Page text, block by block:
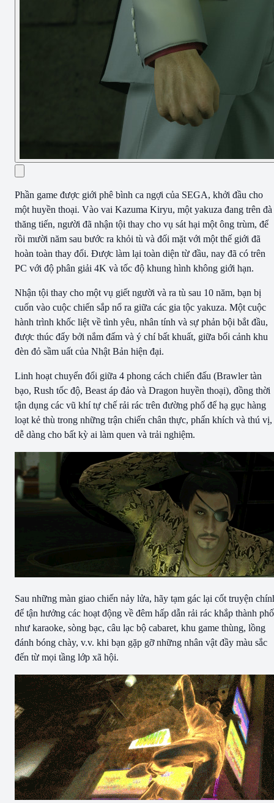
Phần game được giới phê bình ca ngợi của SEGA, khởi đầu cho
một huyền thoại. Vào vai Kazuma Kiryu, một yakuza đang trên đà
thăng tiến, người đã nhận tội thay cho vụ sát hại một ông trùm, để
rồi mười năm sau bước ra khỏi tù và đối mặt với một thế giới đã
hoàn toàn thay đổi. Được làm lại toàn diện từ đầu, nay đã có trên
PC với độ phân giải 4K và tốc độ khung hình không giới hạn.
Nhận tội thay cho một vụ giết người và ra tù sau 10 năm, bạn bị
cuốn vào cuộc chiến sắp nổ ra giữa các gia tộc yakuza. Một cuộc
hành trình khốc liệt về tình yêu, nhân tính và sự phản bội bắt đầu,
được thúc đẩy bởi nắm đấm và ý chí bất khuất, giữa bối cảnh khu
đèn đỏ sầm uất của Nhật Bản hiện đại.
Linh hoạt chuyển đổi giữa 4 phong cách chiến đấu (Brawler tàn
bạo, Rush tốc độ, Beast áp đảo và Dragon huyền thoại), đồng thời
tận dụng các vũ khí tự chế rải rác trên đường phố để hạ gục hàng
loạt kẻ thù trong những trận chiến chân thực, phấn khích và thú vị,
dễ dàng cho bất kỳ ai làm quen và trải nghiệm.
Sau những màn giao chiến nảy lửa, hãy tạm gác lại cốt truyện
để tận hưởng các hoạt động về đêm hấp dẫn rải rác khắp thành phố
như karaoke, sòng bạc, câu lạc bộ cabaret, khu game thùng, lồng
đánh bóng chày, v.v. khi bạn gặp gỡ những nhân vật đầy màu sắc
đến từ mọi tầng lớp xã hội.